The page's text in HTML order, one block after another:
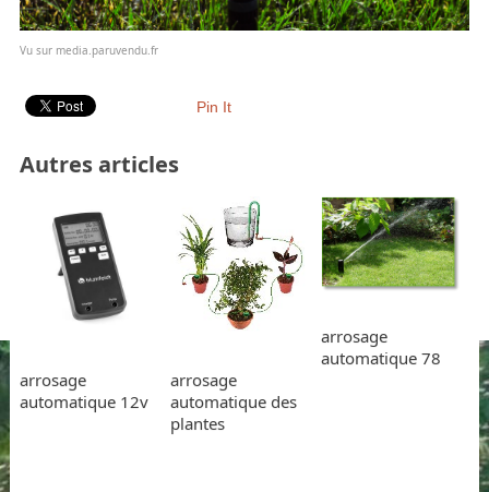
Vu sur media.paruvendu.fr
Pin It
Autres articles
arrosage
automatique 12v
arrosage
automatique des
plantes
arrosage
automatique 78